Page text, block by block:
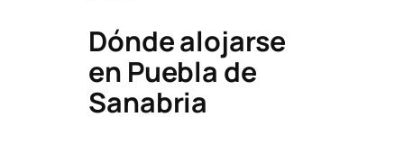
Dónde alojarse
en Puebla de
Sanabria